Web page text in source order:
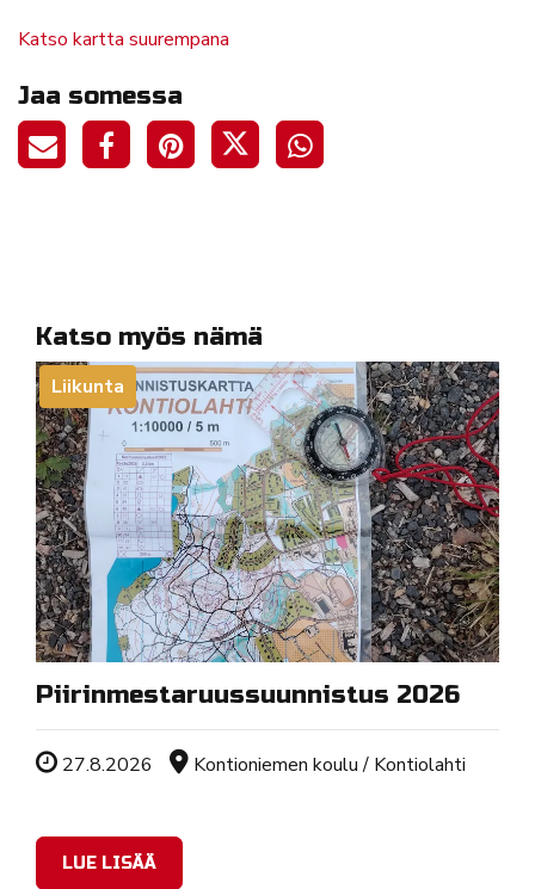
Katso kartta suurempana
Jaa somessa
Katso myös nämä
Liikunta
Piirinmestaruussuunnistus 2026
Tapahtuman ajankohta
27.8.2026 Sijainti
Kontioniemen koulu / Kontiolahti
LUE LISÄÄ